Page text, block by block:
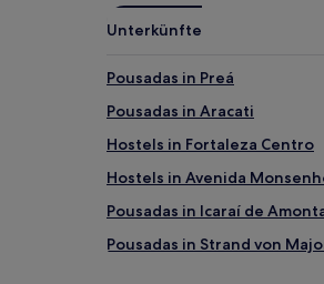
einen
Aufenthalt
1 Übernachtung
von
2 Erwachsenen
wurde.
Preise
und
Verfügbarkeiten
sich
Unterkünfte
Pousadas in Preá
Pousadas in Aracati
Hostels in Fortaleza Centro
Hostels in Avenida
Pousadas in Icaraí de
Pousadas in Strand von